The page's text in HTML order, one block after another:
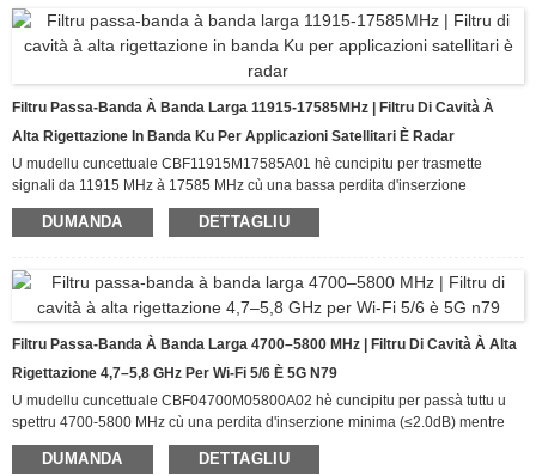
ambienti RF congestionati.
Filtru Passa-Banda À Banda Larga 11915-17585MHz | Filtru Di Cavità À
Alta Rigettazione In Banda Ku Per Applicazioni Satellitari È Radar
U mudellu cuncettuale CBF11915M17585A01 hè cuncipitu per trasmette
signali da 11915 MHz à 17585 MHz cù una bassa perdita d'inserzione
(≤2.0dB) mentre furnisce un rigettu eccezziunale di signali indesiderati fora di
a banda passante. Cù un rigettu ≥60dB da DC à 5670 MHz è da 23830 MHz à
ambienti RF congestionati.
DUMANDA DETTAGLIU
Filtru Passa-Banda À Banda Larga 4700–5800 MHz | Filtru Di Cavità À Alta
Rigettazione 4,7–5,8 GHz Per Wi-Fi 5/6 È 5G N79
U mudellu cuncettuale CBF04700M05800A02 hè cuncipitu per passà tuttu u
spettru 4700-5800 MHz cù una perdita d'inserzione minima (≤2.0dB) mentre
furnisce un rigettu eccezziunale di i signali indesiderati fora di a banda
passante. Cù un rigettu ≥50dB da DC à 4300 MHz è da 6200 MHz à 20 GHz,
DUMANDA DETTAGLIU